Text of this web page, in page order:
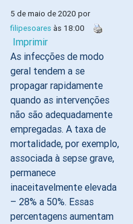
5 de maio de 2020 por
filipesoares às 18:00
Imprimir
As infecções de modo
geral tendem a se
propagar rapidamente
quando as intervenções
não são adequadamente
empregadas. A taxa de
mortalidade, por exemplo,
associada à sepse grave,
permanece
inaceitavelmente elevada
– 28% a 50%. Essas
percentagens aumentam